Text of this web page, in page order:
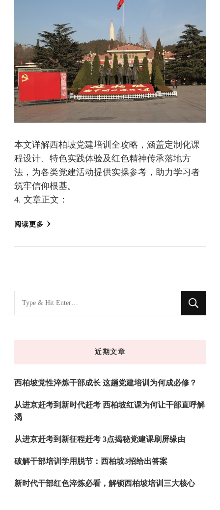
本文详解西柏坡党建培训全攻略，涵盖定制化课
程设计、特色实践体验及红色精神传承落地方
法，为各类党建活动提供实操参考，助力学习者
筑牢信仰根基。
4. 文章正文：
阅读更多
什
近期文章
西柏坡党性淬炼干部成长 这趟党建培训为何成必修？
从进京赶考到新时代赶考 西柏坡红课为何让干部直呼解
渴
从进京赶考到新征程赶考 3点揭秘党建课刷屏缘由
破解干部培训学用脱节：西柏坡3招给出答案
新时代干部红色淬炼必看，解锁西柏坡培训三大核心